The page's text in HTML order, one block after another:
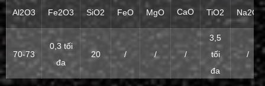
Al2O3 Fe2O3 SiO2 FeO MgO CaO TiO2 Na2O
70-73
0,3 tối
đa
20 / / /
3,5
tối
đa
/